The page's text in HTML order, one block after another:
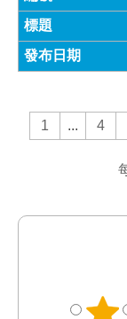
1 ... 4